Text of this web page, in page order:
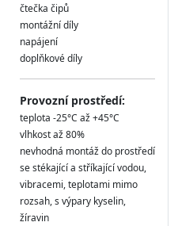
čtečka čipů
montážní díly
napájení
doplňkové díly
Provozní prostředí:
teplota -25°C až +45°C
vlhkost až 80%
nevhodná montáž do prostředí
se stékající a stříkající vodou,
vibracemi, teplotami mimo
rozsah, s výpary kyselin,
žíravin